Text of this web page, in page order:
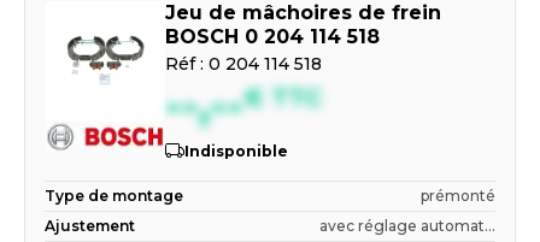
Jeu de mâchoires de frein
BOSCH 0 204 114 518
Réf : 0 204 114 518
--,--€ TTC
Indisponible
Type de montage
prémonté
Ajustement
avec réglage automat...